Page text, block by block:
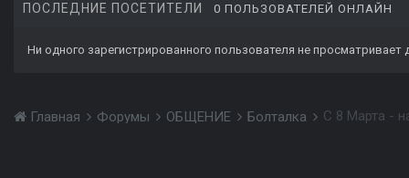
ПОСЛЕДНИЕ ПОСЕТИТЕЛИ 0 ПОЛЬЗОВАТЕЛЕЙ ОНЛАЙН
Ни одного зарегистрированного пользователя не просматривает
Главная Форумы ОБЩЕНИЕ Болталка С 8 Марта -